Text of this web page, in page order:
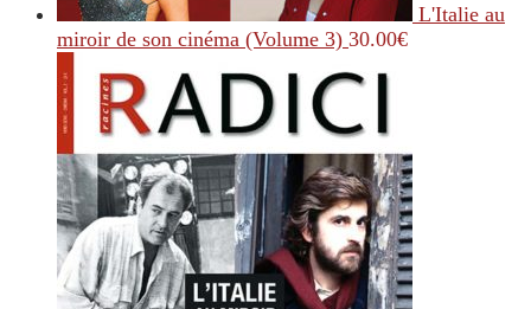
L'Italie au
miroir de son cinéma (Volume 3) 30.00€